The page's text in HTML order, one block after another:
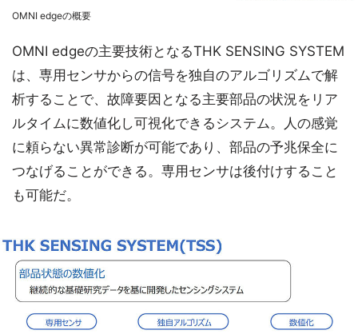
OMNI edgeの概要
OMNI edgeの主要技術となるTHK SENSING SYSTEM
は、専用センサからの信号を独自のアルゴリズムで解
析することで、故障要因となる主要部品の状況をリア
ルタイムに数値化し可視化できるシステム。人の感覚
に頼らない異常診断が可能であり、部品の予兆保全に
つなげることができる。専用センサは後付けすること
も可能だ。